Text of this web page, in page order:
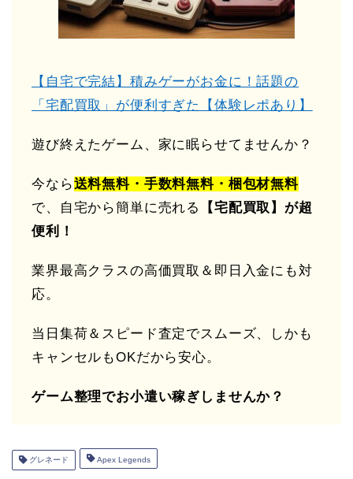
【自宅で完結】積みゲーがお金に！話題の
「宅配買取」が便利すぎた【体験レポあり】
遊び終えたゲーム、家に眠らせてませんか？
今なら送料無料・手数料無料・梱包材無料
で、自宅から簡単に売れる
【宅配買取】が超
便利！
業界最高クラスの高価買取＆即日入金にも対
応。
当日集荷＆スピード査定でスムーズ、しかも
キャンセルもOKだから安心。
ゲーム整理でお小遣い稼ぎしませんか？
グレネード Apex Legends